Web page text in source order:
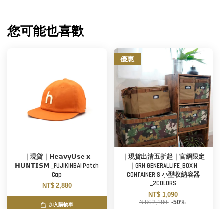
您可能也喜歡
｜現貨｜𝗛𝗲𝗮𝘃𝘆𝗨𝘀𝗲 𝘅
𝗛𝗨𝗡𝗧𝗜𝗦𝗠 _FUJIKINBAI Patch
Cap
NT$ 2,880
加入購物車
優惠
｜現貨出清五折起｜官網限定
｜GRN GENERALLIFE_BOXIN
CONTAINER S 小型收納容器
_2COLORS
NT$ 1,090
NT$ 2,180 -50%